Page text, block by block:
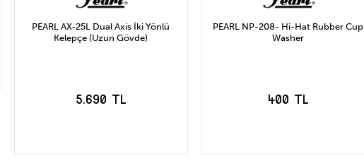
PEARL AX-25L Dual Axis İki Yönlü
Kelepçe (Uzun Gövde)
5.690 TL
PEARL NP-208- Hi-Hat Rubber Cup
Washer
400 TL